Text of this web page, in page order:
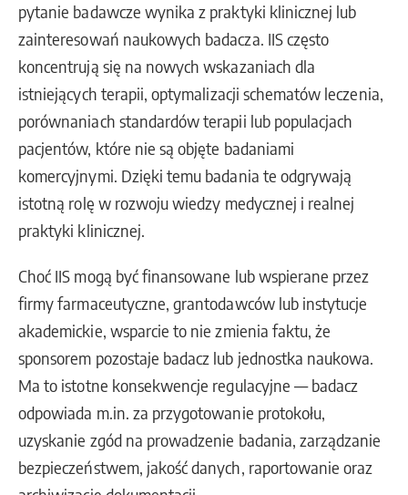
pytanie badawcze wynika z praktyki klinicznej lub
zainteresowań naukowych badacza. IIS często
koncentrują się na nowych wskazaniach dla
istniejących terapii, optymalizacji schematów leczenia,
porównaniach standardów terapii lub populacjach
pacjentów, które nie są objęte badaniami
komercyjnymi. Dzięki temu badania te odgrywają
istotną rolę w rozwoju wiedzy medycznej i realnej
praktyki klinicznej.
Choć IIS mogą być finansowane lub wspierane przez
firmy farmaceutyczne, grantodawców lub instytucje
akademickie, wsparcie to nie zmienia faktu, że
sponsorem pozostaje badacz lub jednostka naukowa.
Ma to istotne konsekwencje regulacyjne — badacz
odpowiada m.in. za przygotowanie protokołu,
uzyskanie zgód na prowadzenie badania, zarządzanie
bezpieczeństwem, jakość danych, raportowanie oraz